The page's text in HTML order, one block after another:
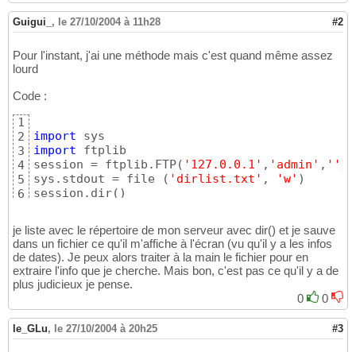
Guigui_ , le 27/10/2004 à 11h28 #2
Pour l'instant, j'ai une méthode mais c'est quand même assez
lourd
Code :
1
2
3
4
5
6
import
import
session = ftplib.FTP( '127.0.0.1' , 'admin' , '' )
sys.stdout = file
( 'dirlist.txt' , 'w' )
session.dir( )
je liste avec le répertoire de mon serveur avec dir() et je sauve
dans un fichier ce qu'il m'affiche à l'écran (vu qu'il y a les infos
de dates). Je peux alors traiter à la main le fichier pour en
extraire l'info que je cherche. Mais bon, c'est pas ce qu'il y a de
plus judicieux je pense.
0
0
le_GLu, le 27/10/2004 à 20h25 #3